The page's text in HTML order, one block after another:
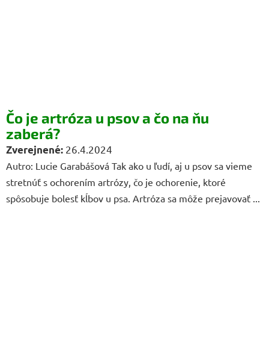
Čo je artróza u psov a čo na ňu
zaberá?
26.4.2024
Autro: Lucie Garabášová Tak ako u ľudí, aj u psov sa vieme
stretnúť s ochorením artrózy, čo je ochorenie, ktoré
spôsobuje bolesť kĺbov u psa. Artróza sa môže prejavovať ...